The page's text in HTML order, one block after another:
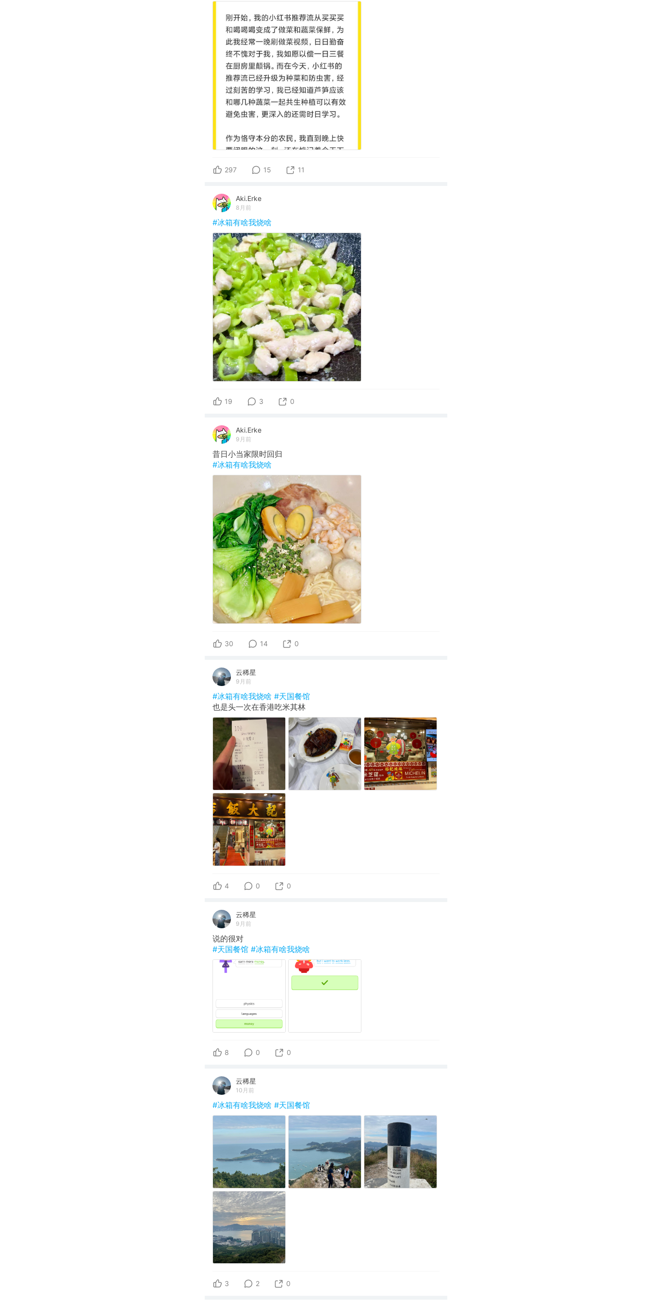
297 15 11
Aki.Erke
8月前
#冰箱有啥我烧啥
19 3 0
Aki.Erke
9月前
昔日小当家限时回归
#冰箱有啥我烧啥
30 14 0
云稀星
9月前
#冰箱有啥我烧啥 #天国餐馆
也是头一次在香港吃米其林
4 0 0
云稀星
9月前
说的很对
#天国餐馆 #冰箱有啥我烧啥
8 0 0
云稀星
10月前
#冰箱有啥我烧啥 #天国餐馆
3 2 0